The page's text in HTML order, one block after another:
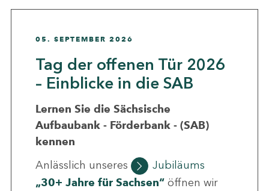
05. SEPTEMBER 2026
Tag der offenen Tür 2026
– Einblicke in die SAB
Lernen Sie die Sächsische
Aufbaubank - Förderbank - (SAB)
kennen
Anlässlich unseres
Jubiläums
„30+ Jahre für Sachsen“öffnen wir